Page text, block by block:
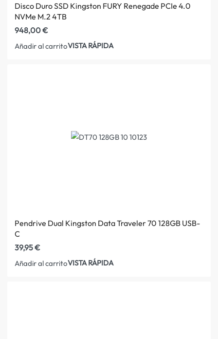
Disco Duro SSD Kingston FURY Renegade PCIe 4.0
NVMe M.2 4TB
948,00€
Añadir al carritoVISTA RÁPIDA
Pendrive Dual Kingston Data Traveler 70 128GB USB-
C
39,95€
Añadir al carritoVISTA RÁPIDA